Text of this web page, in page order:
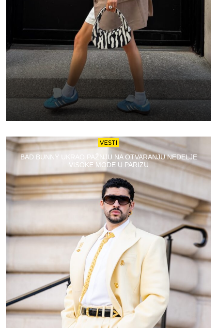
VESTI
BAD BUNNY UKRAO PAŽNJU NA OTVARANJU NEDELJE
VISOKE MODE U PARIZU